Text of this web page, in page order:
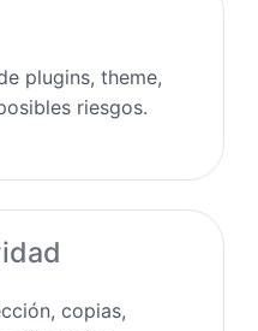
plugins, theme,
riesgos.
copias,